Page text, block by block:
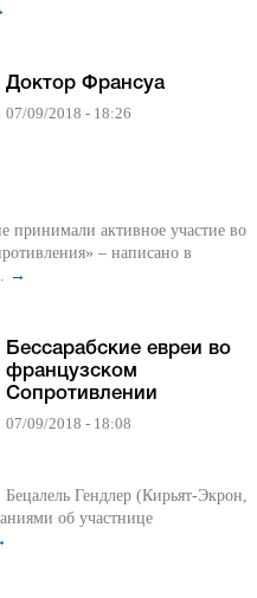
Доктор Франсуа
07/09/2018 - 18:26
принимали активное участие во
– написано в
→
Бессарабские евреи во
французском
Сопротивлении
07/09/2018 - 18:08